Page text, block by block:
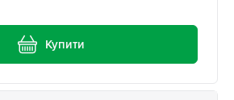
Купити